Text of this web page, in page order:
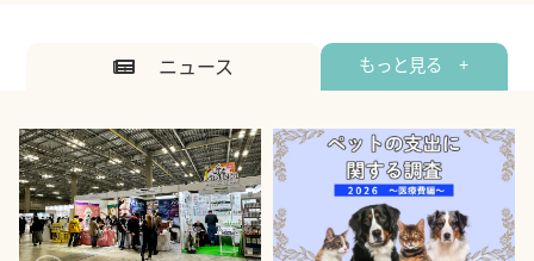
ニュース もっと見る +